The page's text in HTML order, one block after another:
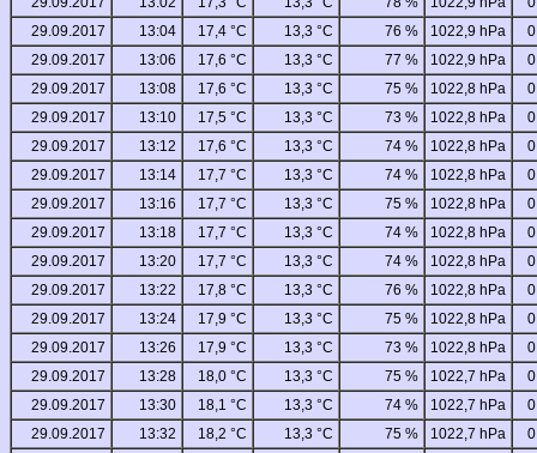
29.09.2017
13:04 17,4 °C 13,3 °C 76 % 1022,9 hPa
29.09.2017
13:06 17,6 °C 13,3 °C 77 % 1022,9 hPa
29.09.2017
13:08 17,6 °C 13,3 °C 75 % 1022,8 hPa
29.09.2017
13:10 17,5 °C 13,3 °C 73 % 1022,8 hPa
29.09.2017
13:12 17,6 °C 13,3 °C 74 % 1022,8 hPa
29.09.2017
13:14 17,7 °C 13,3 °C 74 % 1022,8 hPa
29.09.2017
13:16 17,7 °C 13,3 °C 75 % 1022,8 hPa
29.09.2017
13:18 17,7 °C 13,3 °C 74 % 1022,8 hPa
29.09.2017
13:20 17,7 °C 13,3 °C 74 % 1022,8 hPa
29.09.2017
13:22 17,8 °C 13,3 °C 76 % 1022,8 hPa
29.09.2017
13:24 17,9 °C 13,3 °C 75 % 1022,8 hPa
29.09.2017
13:26 17,9 °C 13,3 °C 73 % 1022,8 hPa
29.09.2017
13:28 18,0 °C 13,3 °C 75 % 1022,7 hPa
29.09.2017
13:30 18,1 °C 13,3 °C 74 % 1022,7 hPa
29.09.2017
13:32 18,2 °C 13,3 °C 75 % 1022,7 hPa